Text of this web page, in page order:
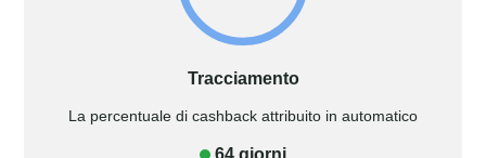
Tracciamento
La percentuale di cashback attribuito in automatico